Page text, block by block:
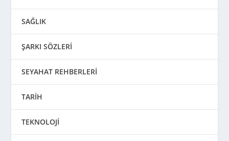
SAĞLIK
ŞARKI SÖZLERİ
SEYAHAT REHBERLERİ
TARİH
TEKNOLOJİ